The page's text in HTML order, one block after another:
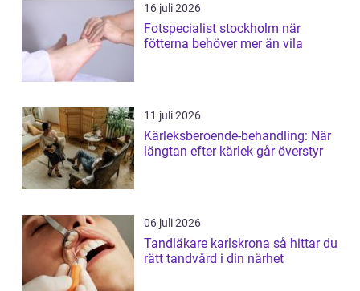
16 juli 2026
Fotspecialist stockholm när
fötterna behöver mer än vila
11 juli 2026
Kärleksberoende-behandling: När
längtan efter kärlek går överstyr
06 juli 2026
Tandläkare karlskrona så hittar du
rätt tandvård i din närhet